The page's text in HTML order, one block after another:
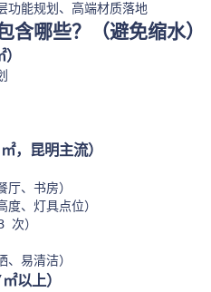
功能规划、高端材质落地
含哪些？（避免缩水）
昆明主流）
、书房）
、灯具点位）
次）
易清洁）
以上）